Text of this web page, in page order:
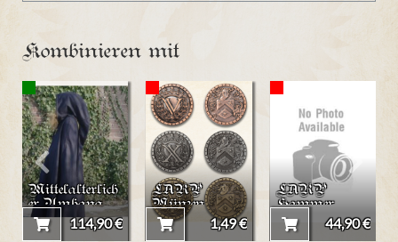
Kombinieren mit
Mittelalterlich
er Umhang
"Raik" in
Überlänge
114,90 €
LARP
Münzen
"Mittelalter"1,49 €
LARP
Hammer
"Donnerkopf"
44,90 €